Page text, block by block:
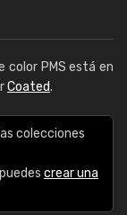
color PMS está en
Coated.
colecciones
crear una